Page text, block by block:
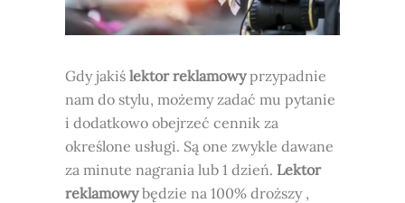
Gdy jakiślektor reklamowyprzypadnie
nam do stylu, możemy zadać mu pytanie
i dodatkowo obejrzeć cennik za
określone usługi. Są one zwykle dawane
za minute nagrania lub 1 dzień. Lektor
reklamowybędzie na 100% droższy ,